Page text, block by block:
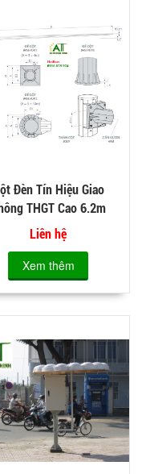
Đèn Tín Hiệu Giao
THGT Cao 6.2m
Liên hệ
Xem thêm